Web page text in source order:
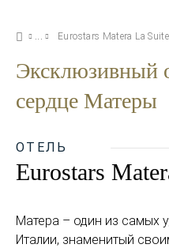
Eurostars Matera La Suite
Эксклюзивный
сердце Матеры
ОТЕЛЬ
Eurostars
Матера – один из самых
Италии, знаменитый